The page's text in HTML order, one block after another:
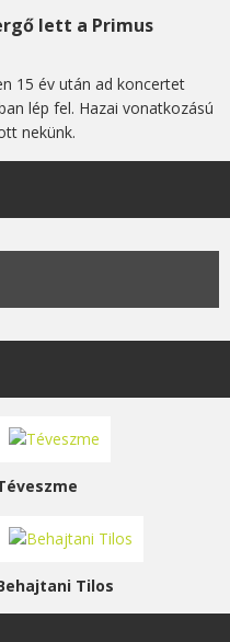
lett a Primus
15 év után ad koncertet
lép fel. Hazai vonatkozású
nekünk.
Tilos